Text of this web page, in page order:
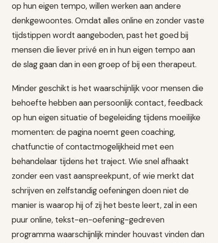
op hun eigen tempo, willen werken aan andere
denkgewoontes. Omdat alles online en zonder vaste
tijdstippen wordt aangeboden, past het goed bij
mensen die liever privé en in hun eigen tempo aan
de slag gaan dan in een groep of bij een therapeut.
Minder geschikt is het waarschijnlijk voor mensen die
behoefte hebben aan persoonlijk contact, feedback
op hun eigen situatie of begeleiding tijdens moeilijke
momenten: de pagina noemt geen coaching,
chatfunctie of contactmogelijkheid met een
behandelaar tijdens het traject. Wie snel afhaakt
zonder een vast aanspreekpunt, of wie merkt dat
schrijven en zelfstandig oefeningen doen niet de
manier is waarop hij of zij het beste leert, zal in een
puur online, tekst-en-oefening-gedreven
programma waarschijnlijk minder houvast vinden dan